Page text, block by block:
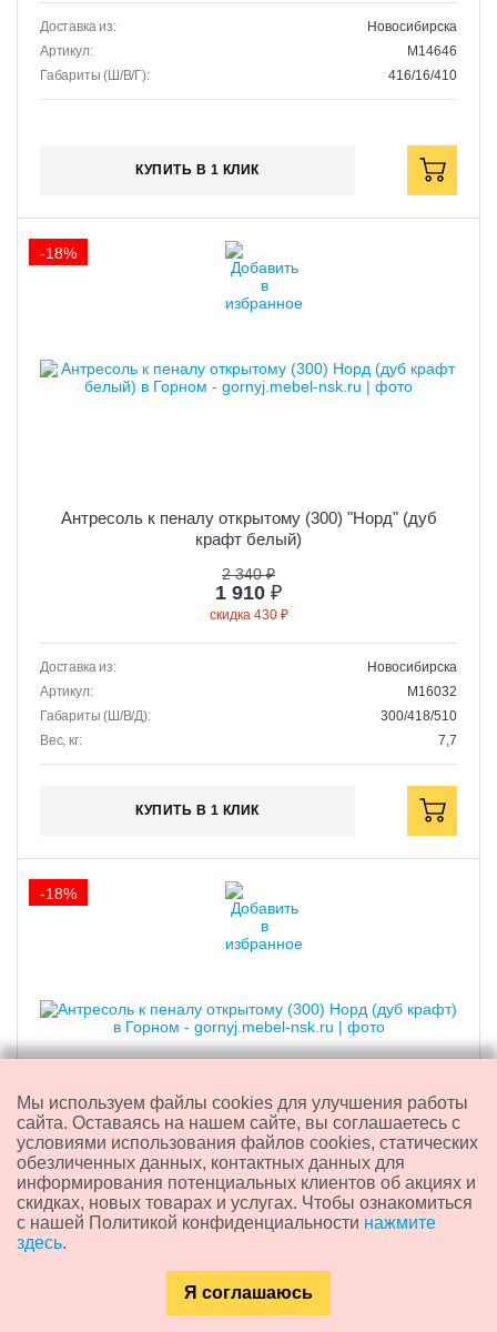
Доставка из:
Новосибирска
Артикул:
M14646
Габариты (Ш/В/Г):
416/16/410
КУПИТЬ В 1 КЛИК
Антресоль к пеналу открытому (300) "Норд" (дуб
крафт белый)
2 340 ₽
1 910 ₽
скидка 430 ₽
Доставка из:
Новосибирска
Артикул:
M16032
Габариты (Ш/В/Д):
300/418/510
Вес, кг:
7,7
КУПИТЬ В 1 КЛИК
-18%
Антресоль к пеналу открытому (300) "Норд" (дуб
крафт)
2 340 ₽
1 920₽
-18%
Каталог Контакты
Мы используем файлы cookies для улучшения работы
сайта. Оставаясь на нашем сайте, вы соглашаетесь с
условиями использования файлов cookies, статических
обезличенных данных, контактных данных для
информирования потенциальных клиентов об акциях и
скидках, новых товарах и услугах. Чтобы ознакомиться
с нашей Политикой конфиденциальности нажмите
здесь.
Я соглашаюсь